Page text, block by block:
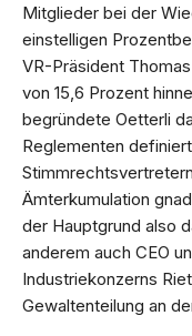
Mitglieder bei der
einstelligen
VR-Präsident
von 15,6 Prozent
begründete Oetterli
Reglementen
Ämterkumulation
der Hauptgrund also
anderem auch CEO
Industriekonzerns
Gewaltenteilung an